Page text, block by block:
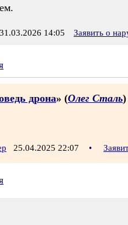
14:05 Заявить о
дрона» (Олег Сталь)
25.04.2025 22:07 •